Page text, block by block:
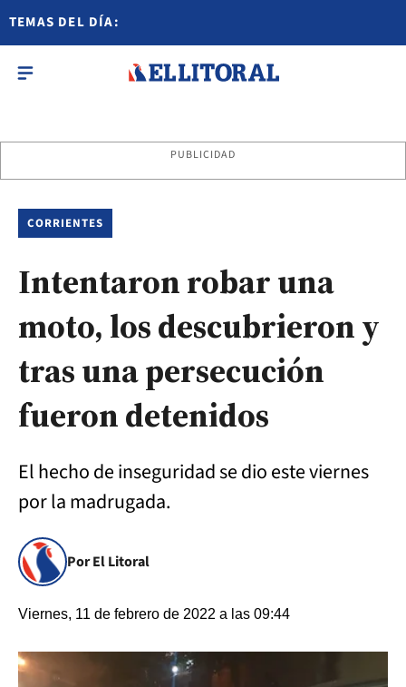
TEMAS DEL DÍA:
PUBLICIDAD
CORRIENTES
Intentaron robar una
moto, los descubrieron y
tras una persecución
fueron detenidos
El hecho de inseguridad se dio este viernes
por la madrugada.
Por El Litoral
Viernes, 11 de febrero de 2022 a las 09:44